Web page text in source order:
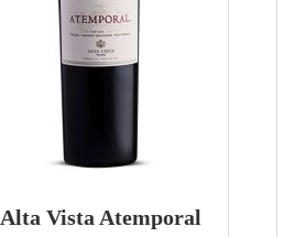
Alta Vista Atemporal